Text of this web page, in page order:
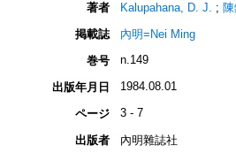
著者 Kalupahana, D. J. ;
掲載誌
內明=Nei Ming
巻号
n.149
出版年月日 1984.08.01
ページ 3 - 7
出版者
內明雜誌社